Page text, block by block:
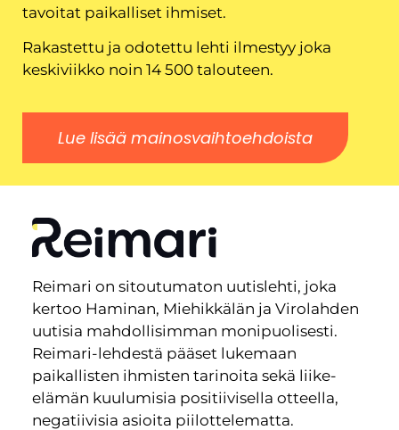
tavoitat paikalliset ihmiset.
Rakastettu ja odotettu lehti ilmestyy joka
keskiviikko noin 14 500 talouteen.
Lue lisää mainosvaihtoehdoista
Reimari on sitoutumaton uutislehti, joka
kertoo Haminan, Miehikkälän ja Virolahden
uutisia mahdollisimman monipuolisesti.
Reimari-lehdestä pääset lukemaan
paikallisten ihmisten tarinoita sekä liike-
elämän kuulumisia positiivisella otteella,
negatiivisia asioita piilottelematta.